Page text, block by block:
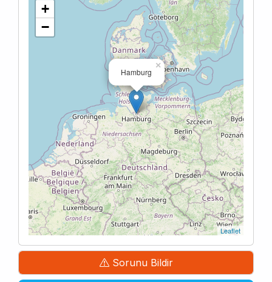
Hamburg
×
+
−
Leaflet
Sorunu Bildir